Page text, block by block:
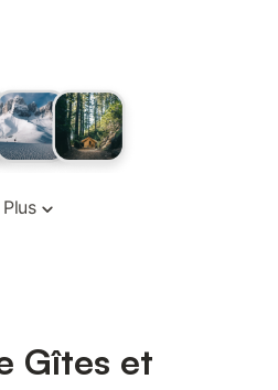
Plus
Gîtes et